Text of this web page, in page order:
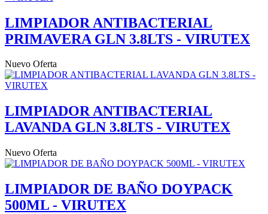
LIMPIADOR ANTIBACTERIAL
PRIMAVERA GLN 3.8LTS - VIRUTEX
Nuevo Oferta
LIMPIADOR ANTIBACTERIAL
LAVANDA GLN 3.8LTS - VIRUTEX
Nuevo Oferta
LIMPIADOR DE BAÑO DOYPACK
500ML - VIRUTEX